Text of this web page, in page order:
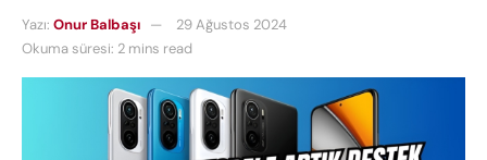
Yazı: Onur Balbaşı
29 Ağustos 2024
Okuma süresi: 2 mins read